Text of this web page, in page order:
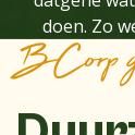
doen. Zo
BCorp